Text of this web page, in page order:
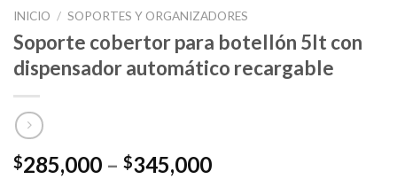
INICIO / SOPORTES Y ORGANIZADORES
Soporte cobertor para botellón 5lt con
dispensador automático recargable
$285,000 – $345,000Price